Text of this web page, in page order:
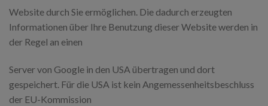
Website durch Sie ermöglichen. Die dadurch erzeugten
Informationen über Ihre Benutzung dieser Website werden in
der Regel an einen
Server von Google in den USA übertragen und dort
gespeichert. Für die USA ist kein Angemessenheitsbeschluss
der EU-Kommission